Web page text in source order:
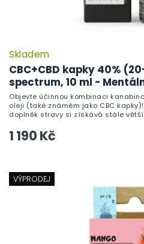
CBC+CBD kapky 40%
spectrum, 10 ml -
Skladem
1 190 Kč
Objevte účinnou kombinaci
oleji (také známém jako CBC
doplněk stravy si získává stále
VÝPRODEJ